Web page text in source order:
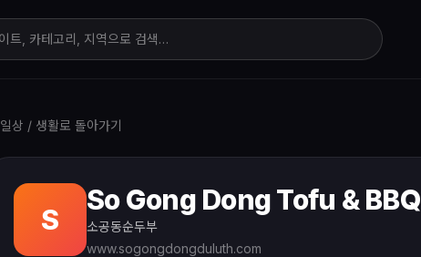
일상 / 생활로 돌아가기
S
So Gong Dong Tofu & BBQ
소공동순두부
www.sogongdongduluth.com